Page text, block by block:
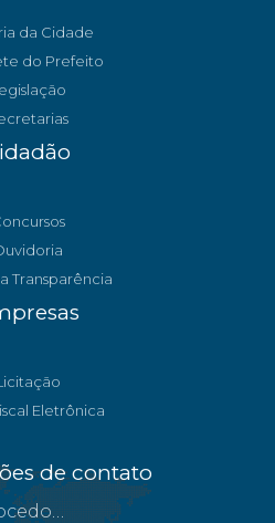
da Cidade
do Prefeito
Transparência
Eletrônica
de contato